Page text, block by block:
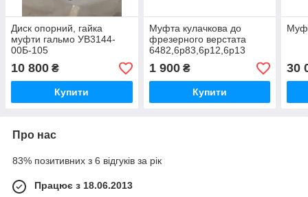
Диск опорний, гайка
муфти гальмо УВ3144-
00Б-105
10 800 ₴
Купити
Муфта кулачкова до
фрезерного верстата
6482,6р83,6р12,6р13
1 900₴
Купити
30
Про нас
83% позитивних з 6 відгуків за рік
Працює з 18.06.2013